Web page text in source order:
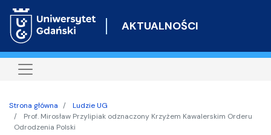
do
AKTUALNOŚCI
Strona główna
Ludzie UG
Prof. Mirosław Przylipiak odznaczony Krzyżem Kawalerskim Orderu
Odrodzenia Polski